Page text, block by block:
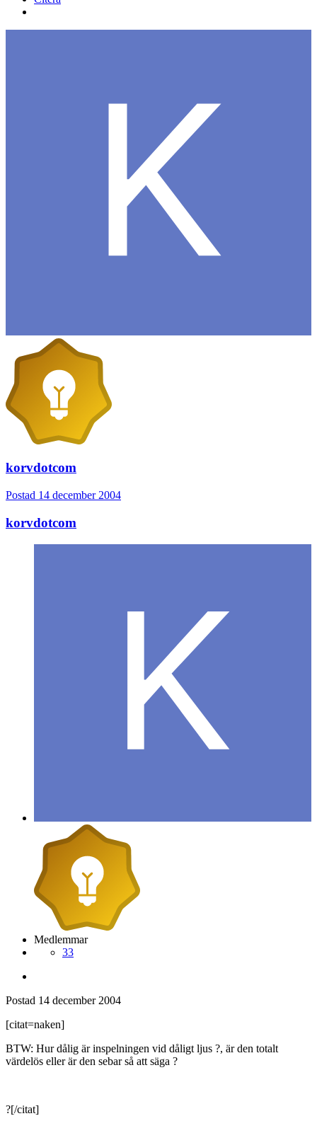
korvdotcom
Postad 14 december 2004
korvdotcom
Medlemmar
33
Postad 14 december 2004
[citat=naken]
BTW: Hur dålig är inspelningen vid dåligt ljus ?, är den totalt
värdelös eller är den sebar så att säga ?
?[/citat]